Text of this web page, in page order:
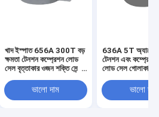
খাদ ইস্পাত 656A 300T বড়
ক্ষমতা টেনশন কম্প্রেশন লোড
সেল বৃত্তাকার ওজন শক্তি সেন্সর
জন্য
ভালো দাম
636A 5T অ্যালোয়
টেনশন এবং
লোড সেল গোলাকার
±10% mV/V
ভালো দাম